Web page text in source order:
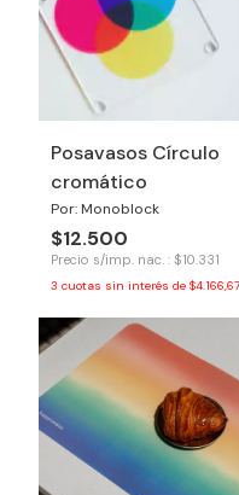
Posavasos Círculo
cromático
Por: Monoblock
$12.500
Precio s/imp. nac. : $10.331
3 cuotas sin interés de $4.166,67